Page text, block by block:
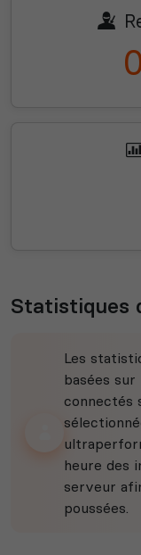
Statistiques
Les
basées
connectés
heure des
serveur
poussées.